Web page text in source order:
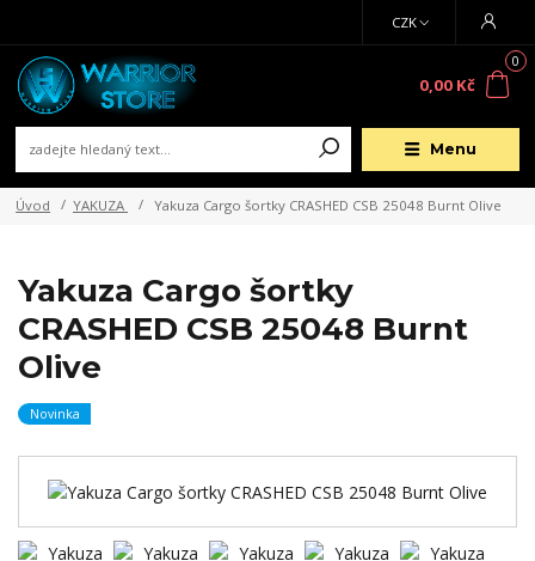
Menu
CZK
0
0,00 Kč
Úvod YAKUZA Yakuza Cargo šortky CRASHED CSB 25048 Burnt Olive
Yakuza Cargo šortky
CRASHED CSB 25048 Burnt
Olive
Novinka